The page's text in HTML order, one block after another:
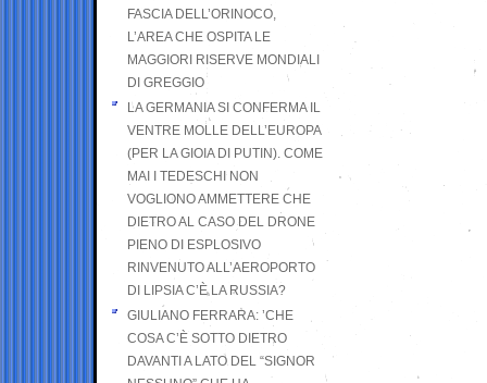
FASCIA DELL’ORINOCO,
L’AREA CHE OSPITA LE
MAGGIORI RISERVE MONDIALI
DI GREGGIO
LA GERMANIA SI CONFERMA IL
VENTRE MOLLE DELL’EUROPA
(PER LA GIOIA DI PUTIN). COME
MAI I TEDESCHI NON
VOGLIONO AMMETTERE CHE
DIETRO AL CASO DEL DRONE
PIENO DI ESPLOSIVO
RINVENUTO ALL’AEROPORTO
DI LIPSIA C’È LA RUSSIA?
GIULIANO FERRARA: ’CHE
COSA C’È SOTTO DIETRO
DAVANTI A LATO DEL “SIGNOR